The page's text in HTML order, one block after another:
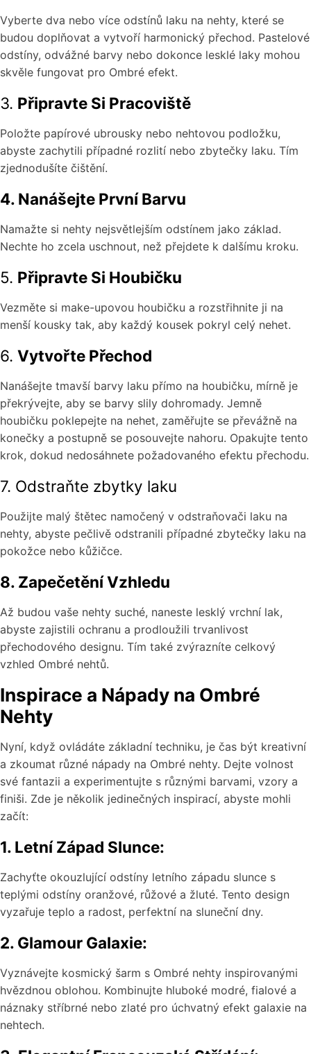
Vyberte dva nebo více odstínů laku na nehty, které se
budou doplňovat a vytvoří harmonický přechod. Pastelové
odstíny, odvážné barvy nebo dokonce lesklé laky mohou
skvěle fungovat pro Ombré efekt.
3. Připravte Si Pracoviště
Položte papírové ubrousky nebo nehtovou podložku,
abyste zachytili případné rozlití nebo zbytečky laku. Tím
zjednodušíte čištění.
4. Nanášejte První Barvu
Namažte si nehty nejsvětlejším odstínem jako základ.
Nechte ho zcela uschnout, než přejdete k dalšímu kroku.
5. Připravte Si Houbičku
Vezměte si make-upovou houbičku a rozstřihnite ji na
menší kousky tak, aby každý kousek pokryl celý nehet.
6. Vytvořte Přechod
Nanášejte tmavší barvy laku přímo na houbičku, mírně je
překrývejte, aby se barvy slily dohromady. Jemně
houbičku poklepejte na nehet, zaměřujte se převážně na
konečky a postupně se posouvejte nahoru. Opakujte tento
krok, dokud nedosáhnete požadovaného efektu přechodu.
7. Odstraňte zbytky laku
Použijte malý štětec namočený v odstraňovači laku na
nehty, abyste pečlivě odstranili případné zbytečky laku na
pokožce nebo kůžičce.
8. Zapečetění Vzhledu
Až budou vaše nehty suché, naneste lesklý vrchní lak,
abyste zajistili ochranu a prodloužili trvanlivost
přechodového designu. Tím také zvýrazníte celkový
vzhled Ombré nehtů.
Inspirace a Nápady na Ombré
Nehty
Nyní, když ovládáte základní techniku, je čas být kreativní
a zkoumat různé nápady na Ombré nehty. Dejte volnost
své fantazii a experimentujte s různými barvami, vzory a
finiši. Zde je několik jedinečných inspirací, abyste mohli
začít:
1. Letní Západ Slunce:
Zachyťte okouzlující odstíny letního západu slunce s
teplými odstíny oranžové, růžové a žluté. Tento design
vyzařuje teplo a radost, perfektní na sluneční dny.
2. Glamour Galaxie:
Vyznávejte kosmický šarm s Ombré nehty inspirovanými
hvězdnou oblohou. Kombinujte hluboké modré, fialové a
náznaky stříbrné nebo zlaté pro úchvatný efekt galaxie na
nehtech.